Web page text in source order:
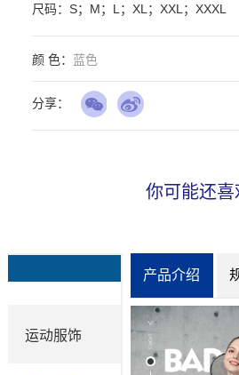
尺码：S；M；L；XL；XXL；XXXL
颜 色： 蓝色
分享：
你可能还喜
产品介绍
运动服饰